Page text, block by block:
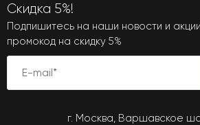
Скидка 5%!
Подпишитесь на наши новости и
промокод на скидку 5%
г. Москва, Варшавское